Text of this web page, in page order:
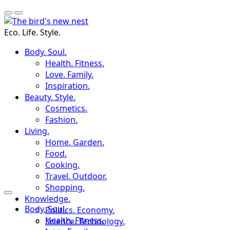
Eco. Life. Style.
Body. Soul.
Health. Fitness.
Love. Family.
Inspiration.
Beauty. Style.
Cosmetics.
Fashion.
Living.
Home. Garden.
Food.
Cooking.
Travel. Outdoor.
Shopping.
Knowledge.
Politics. Economy.
Science. Technology.
Body. Soul.
Health. Fitness.